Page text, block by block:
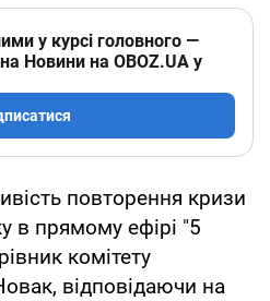
у курсі головного —
Новини на OBOZ.UA у
повторення кризи
в прямому ефірі "5
комітету
відповідаючи на